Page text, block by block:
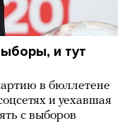
и тут
в бюллетене
и уехавшая
с выборов